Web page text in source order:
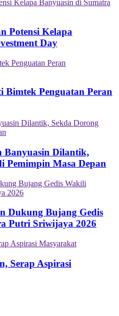
Potensi Kelapa
Day
Penguatan Peran
Banyuasin Dilantik,
Pemimpin Masa Depan
Dukung Bujang Gedis
Putri Sriwijaya 2026
Serap Aspirasi